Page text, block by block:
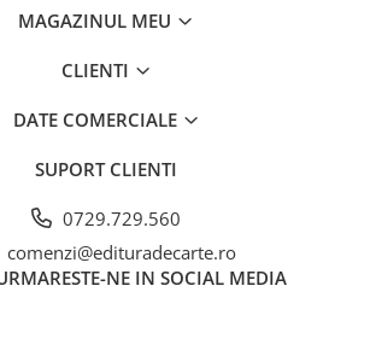
MAGAZINUL MEU
CLIENTI
DATE COMERCIALE
SUPORT CLIENTI
0729.729.560
comenzi@edituradecarte.ro
NE IN SOCIAL MEDIA